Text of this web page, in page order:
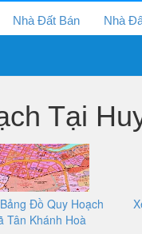
Nhà Đất Bán Nhà
Tại
Đồ Quy Hoạch
Tân Khánh Hoà